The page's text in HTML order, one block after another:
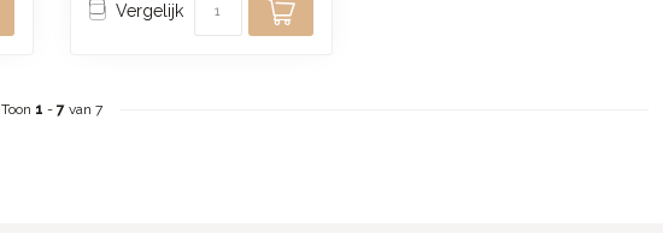
Vergelijk
Toon 1 - 7 van 7